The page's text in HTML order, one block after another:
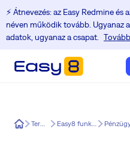
⚡️ Átnevezés: az Easy Redmine
néven működik tovább. Ugyanaz
adatok, ugyanaz a csapat.
Easy8 Termék Easy8 funkciók